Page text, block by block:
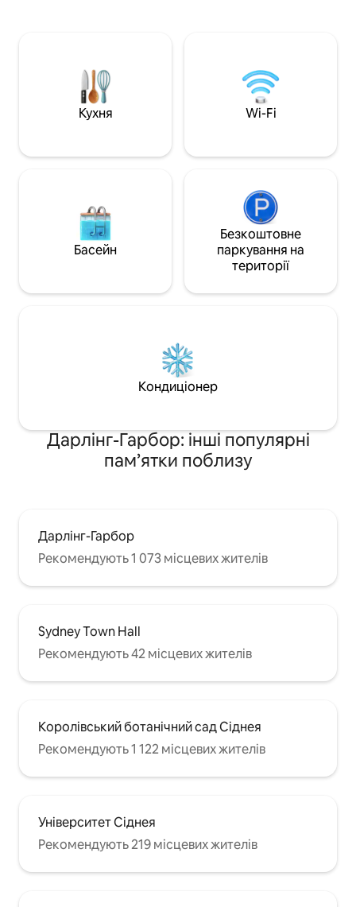
вбудовану шафу. У лаунж-зоні є
сподобається повернутися сюди після
дня ознайомлення з Сіднеєм.
календаря Airbnb.
обмежена 2
підходить для
Новорічний
Кухня Wi-Fi
Басейн
Безкоштовне
паркування на
території
Кондиціонер
Дарлінг-Гарбор: інші популярні
пам’ятки поблизу
Дарлінг-Гарбор
Рекомендують 1 073 місцевих жителів
Sydney Town Hall
Рекомендують 42 місцевих жителів
Королівський ботанічний сад Сіднея
Рекомендують 1 122 місцевих жителів
Університет Сіднея
Рекомендують 219 місцевих жителів